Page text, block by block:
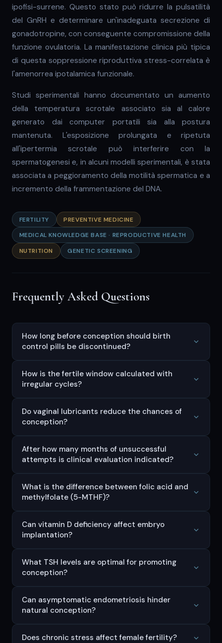
ipofisi-surrene. Questo stato può ridurre la pulsatilità
del GnRH e determinare un'inadeguata secrezione di
gonadotropine, con conseguente compromissione della
funzione ovulatoria. La manifestazione clinica più tipica
di questa soppressione riproduttiva stress-correlata è
l'amenorrea ipotalamica funzionale.
Studi sperimentali hanno documentato un aumento
della temperatura scrotale associato sia al calore
generato dai computer portatili sia alla postura
mantenuta. L'esposizione prolungata e ripetuta
all'ipertermia scrotale può interferire con la
spermatogenesi e, in alcuni modelli sperimentali, è stata
associata a peggioramento della motilità spermatica e a
incremento della frammentazione del DNA.
FERTILITY
PREVENTIVE MEDICINE
MEDICAL KNOWLEDGE BASE · REPRODUCTIVE HEALTH
NUTRITION
GENETIC SCREENING
Frequently Asked Questions
How long before conception should birth
control pills be discontinued?
How is the fertile window calculated with
irregular cycles?
Do vaginal lubricants reduce the chances of
conception?
After how many months of unsuccessful
attempts is clinical evaluation indicated?
What is the difference between folic acid and
methylfolate (5-MTHF)?
Can vitamin D deficiency affect embryo
implantation?
What TSH levels are optimal for promoting
conception?
Can asymptomatic endometriosis hinder
natural conception?
Does chronic stress affect female fertility?